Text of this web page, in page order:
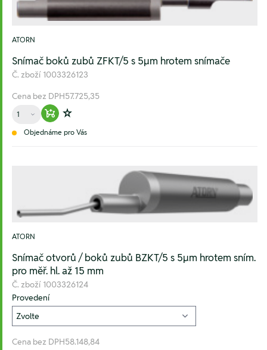
ATORN
Snímač boků zubů ZFKT/5 s 5µm hrotem snímače
Č. zboží 1003326123
Cena bez DPH57.725,35
Množství
Warenkorb hinzufügen
Zur Wunschliste hinzufügen
Objednáme pro Vás
ATORN
Snímač otvorů / boků zubů BZKT/5 s 5µm hrotem sním.
pro měř. hl. až 15 mm
Č. zboží 1003326124
Provedení
Cena bez DPH58.148,84